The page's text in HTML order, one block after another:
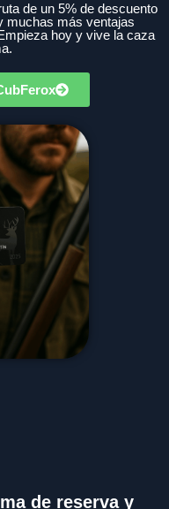
de un 5% de descuento
muchas más ventajas
hoy y vive la caza
de reserva y